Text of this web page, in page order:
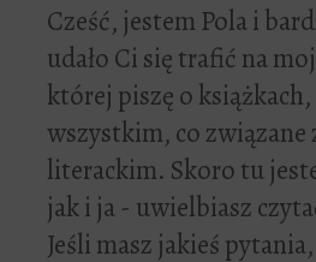
Cześć, jestem Pola i
udało Ci się trafić na
której piszę o
wszystkim, co związane
literackim. Skoro tu
jak i ja - uwielbiasz
Jeśli masz jakieś